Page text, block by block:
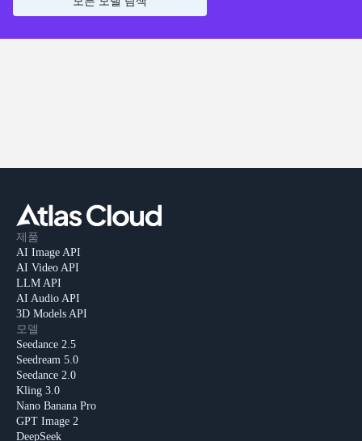
제품
AI Image API
AI Video API
LLM API
AI Audio API
3D Models API
모델
Seedance 2.5
Seedream 5.0
Seedance 2.0
Kling 3.0
Nano Banana Pro
GPT Image 2
DeepSeek